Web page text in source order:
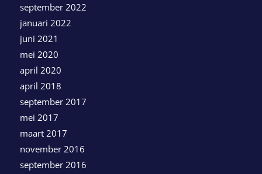
september 2022
januari 2022
juni 2021
mei 2020
april 2020
april 2018
september 2017
mei 2017
maart 2017
november 2016
september 2016